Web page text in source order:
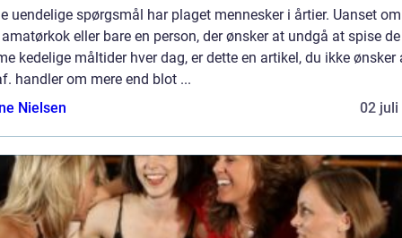
uendelige spørgsmål har plaget mennesker i årtier. Uanset
amatørkok eller bare en person, der ønsker at undgå at spise de
kedelige måltider hver dag, er dette en artikel, du ikke ønsker
handler om mere end blot ...
Nielsen
02 juli